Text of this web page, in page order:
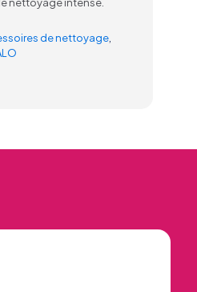
nettoyage intense.
de nettoyage,